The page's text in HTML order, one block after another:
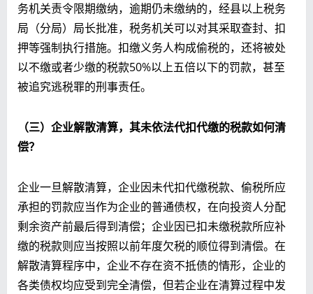
务机关责令限期缴纳，逾期仍未缴纳的，经县以上税务
局（分局）局长批准，税务机关可以对其采取查封、扣
押等强制执行措施。扣缴义务人构成偷税的，还将被处
以不缴或者少缴的税款50%以上五倍以下的罚款，甚至
被追究逃税罪的刑事责任。
（三）企业解散清算，其未依法代扣代缴的税款如何清
偿？
企业一旦解散清算，企业因未代扣代缴税款、偷税所应
承担的罚款应当作为企业的普通债权，在向投资人分配
剩余资产前最后得到清偿；企业因已扣未缴税款所应补
缴的税款则应当按照以前年度欠税的顺位得到清偿。在
解散清算程序中，企业不存在资不抵债的情形，企业的
各类债权均应受到完全清偿，但若企业在清算过程中发